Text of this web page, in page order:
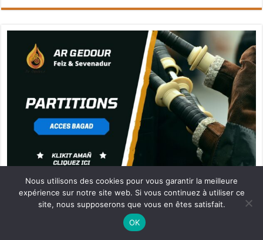
Ne manquez pas la nouveauté de Bernard Rio "LA REVOLUTION DES
CLIQUEZ ICI POUR EN SAVOIR PLUS
Nous utilisons des cookies pour vous garantir la meilleure
expérience sur notre site web. Si vous continuez à utiliser ce
site, nous supposerons que vous en êtes satisfait.
OK